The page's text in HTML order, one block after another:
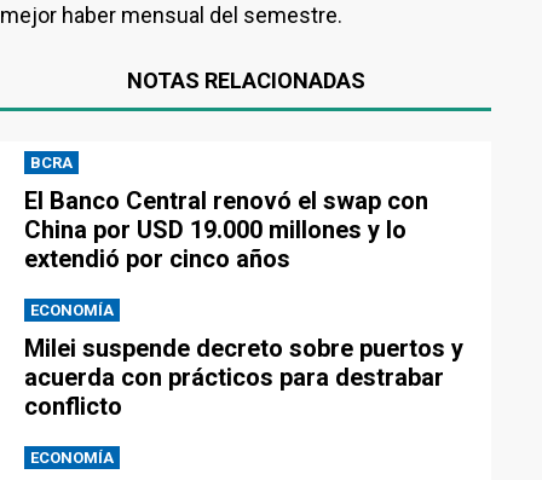
mejor haber mensual del semestre.
NOTAS RELACIONADAS
BCRA
El Banco Central renovó el swap con
China por USD 19.000 millones y lo
extendió por cinco años
ECONOMÍA
Milei suspende decreto sobre puertos y
acuerda con prácticos para destrabar
conflicto
ECONOMÍA